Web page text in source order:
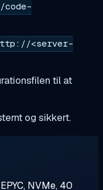
<server-
til at
og sikkert.
NVMe, 40